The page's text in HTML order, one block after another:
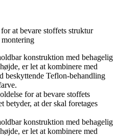
at bevare stoffets struktur
konstruktion med behagelig
er let at kombinere med
beskyttende Teflon-behandling
for at bevare stoffets
betyder, at der skal foretages
konstruktion med behagelig
er let at kombinere med